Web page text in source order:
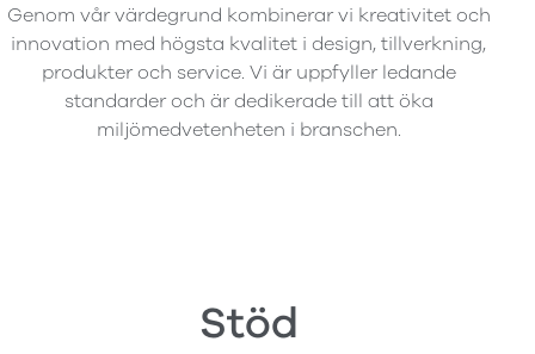
Genom vår värdegrund kombinerar vi kreativitet och
innovation med högsta kvalitet i design, tillverkning,
produkter och service. Vi är uppfyller ledande
standarder och är dedikerade till att öka
miljömedvetenheten i branschen.
Stöd